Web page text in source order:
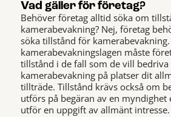
Vad gäller för företag?
Behöver företag alltid söka om
kamerabevakning? Nej, företag
söka tillstånd för
kamerabevakningslagen måste
tillstånd i de fall som de vill bedriva
kamerabevakning på platser dit
tillträde. Tillstånd krävs också om
utförs på begäran av en myndighet
utför en uppgift av allmänt intresse.